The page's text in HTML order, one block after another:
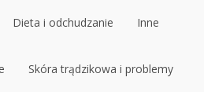
Dieta i odchudzanie Inne
Skóra trądzikowa i problemy